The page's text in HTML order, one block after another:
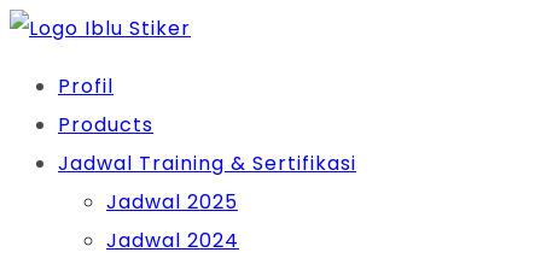
Skip
content
Profil
Products
Jadwal Training & Sertifikasi
Jadwal 2025
Jadwal 2024